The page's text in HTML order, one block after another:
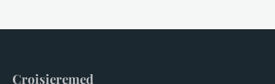
Croisieremed